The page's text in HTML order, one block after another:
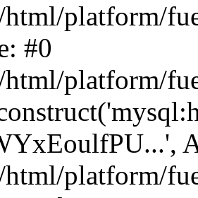
platform/
#0
platform/
platform/